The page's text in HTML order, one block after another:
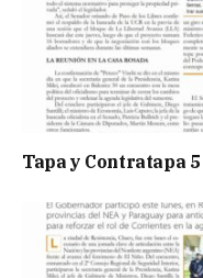
Tapa y Contratapa